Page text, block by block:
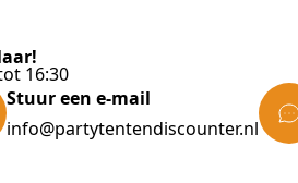
16:30
Stuur een e-mail
info@partytentendiscounter.nl